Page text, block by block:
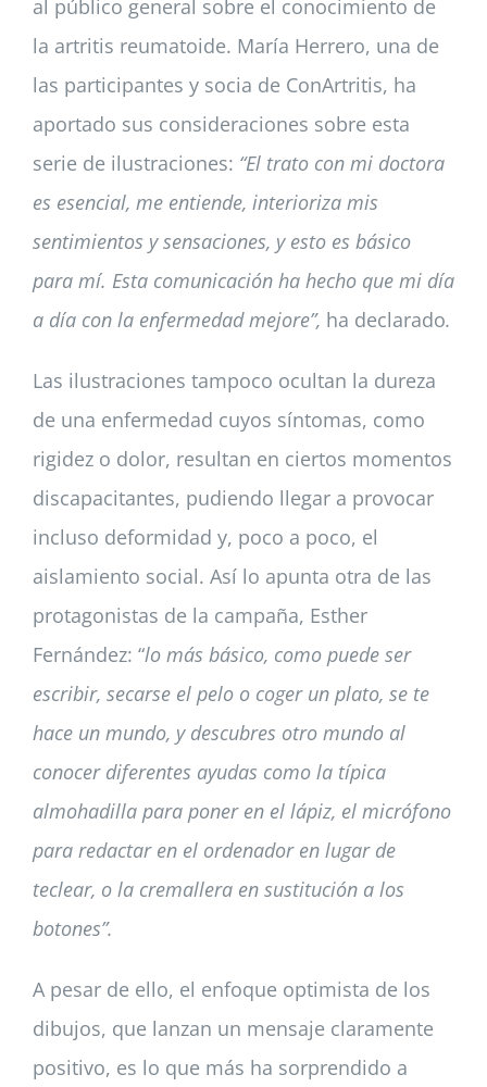
al público general sobre el conocimiento de
la artritis reumatoide. María Herrero, una de
las participantes y socia de ConArtritis, ha
aportado sus consideraciones sobre esta
serie de ilustraciones: “El trato con mi doctora
es esencial, me entiende, interioriza mis
sentimientos y sensaciones, y esto es básico
para mí. Esta comunicación ha hecho que mi día
a día con la enfermedad mejore”, ha declarado.
Las ilustraciones tampoco ocultan la dureza
de una enfermedad cuyos síntomas, como
rigidez o dolor, resultan en ciertos momentos
discapacitantes, pudiendo llegar a provocar
incluso deformidad y, poco a poco, el
aislamiento social. Así lo apunta otra de las
protagonistas de la campaña, Esther
Fernández: “lo más básico, como puede ser
escribir, secarse el pelo o coger un plato, se te
hace un mundo, y descubres otro mundo al
conocer diferentes ayudas como la típica
almohadilla para poner en el lápiz, el micrófono
para redactar en el ordenador en lugar de
teclear, o la cremallera en sustitución a los
botones”.
A pesar de ello, el enfoque optimista de los
dibujos, que lanzan un mensaje claramente
positivo, es lo que más ha sorprendido a